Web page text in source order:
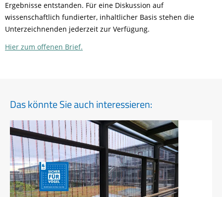
Ergebnisse entstanden. Für eine Diskussion auf
wissenschaftlich fundierter, inhaltlicher Basis stehen die
Unterzeichnenden jederzeit zur Verfügung.
Hier zum offenen Brief.
Das könnte Sie auch interessieren: